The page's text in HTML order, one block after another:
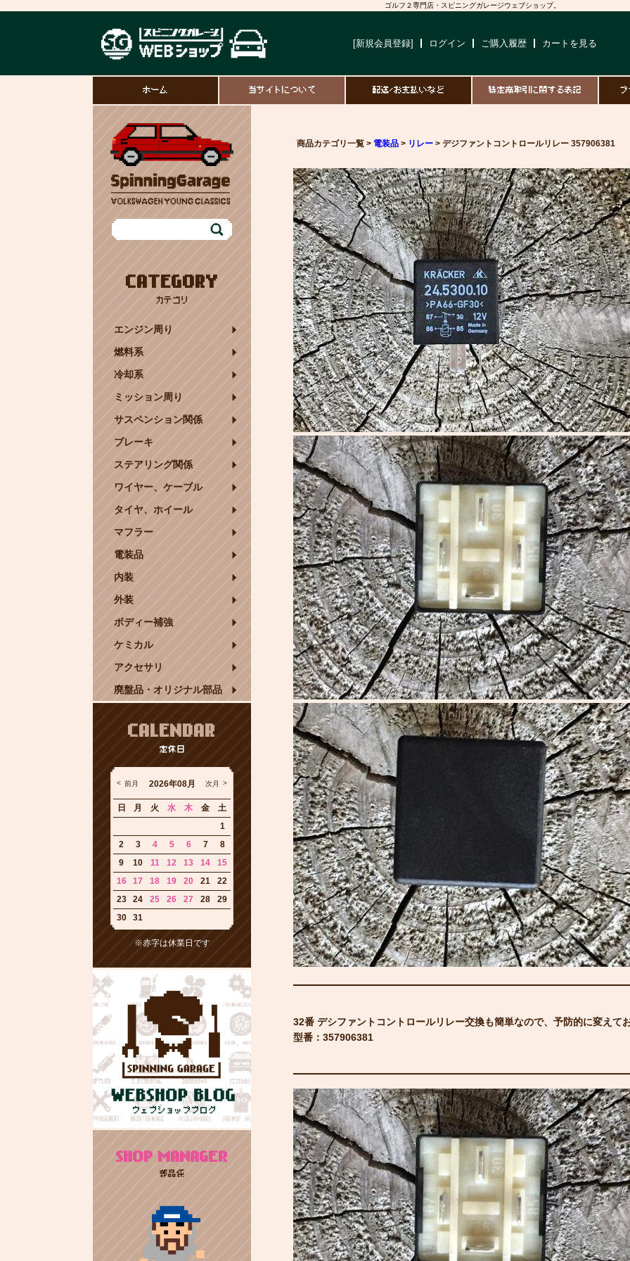
ゴルフ２専門店・スピニングガレージウェブショップ。
[新規会員登録] ログイン ご購入履歴 カートを見る
ホーム 当サイトについて 配送/お支払いなど 特定商取引に関する表記 プ
CATEGORY
カテゴリ
エンジン周り
燃料系
冷却系
ミッション周り
サスペンション関係
ブレーキ
ステアリング関係
ワイヤー、ケーブル
タイヤ、ホイール
マフラー
電装品
内装
外装
ボディー補強
ケミカル
アクセサリ
廃盤品・オリジナル部品
CALENDAR
定休日
2026年08月
前月 次月
日 月 火 水 木 金
土
1
2
3 4 5 6 7
8
9
10 11 12 13 14
15
16
17 18 19 20 21
22
23
24 25 26 27 28
29
30
31
※赤字は休業日です
SHOP MANAGER
部品係
商品カテゴリ一覧 > 電装品 > リレー > デジファントコントロールリレー 357906381
32番 デシファントコントロールリレー交換も簡単なので、予防的に変えて
型番：357906381